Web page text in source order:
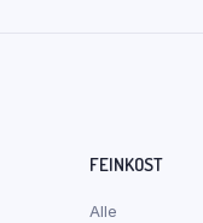
FEINKOST
Alle